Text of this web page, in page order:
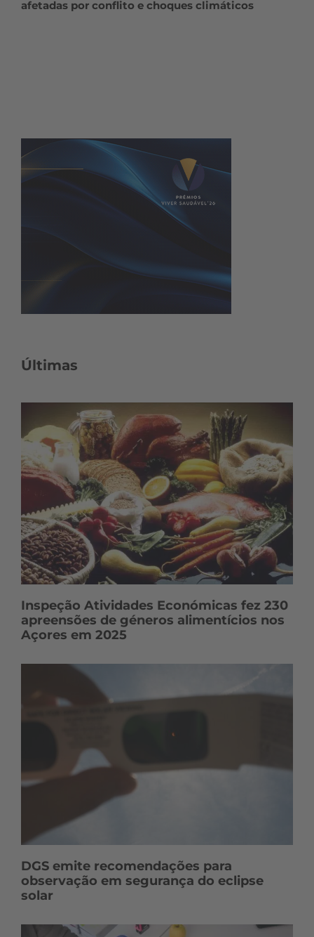
afetadas por conflito e choques climáticos
Últimas
Inspeção Atividades Económicas fez 230
apreensões de géneros alimentícios nos
Açores em 2025
DGS emite recomendações para
observação em segurança do eclipse
solar